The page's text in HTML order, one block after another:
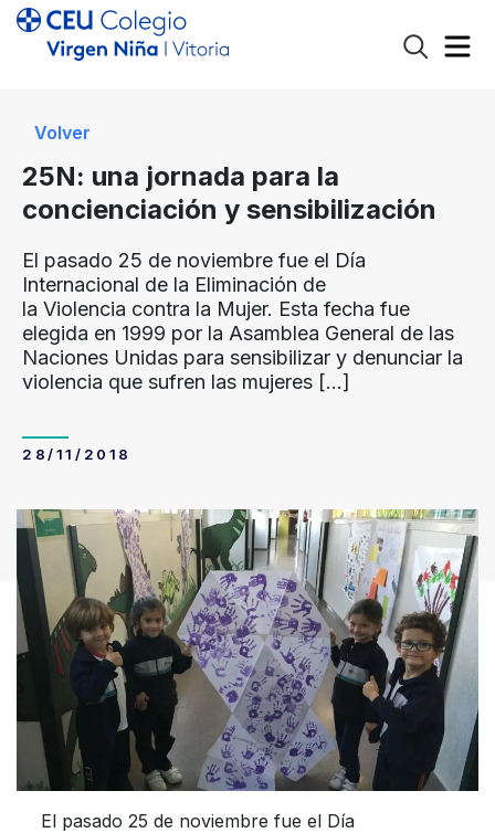
Volver
25N: una jornada para la
concienciación y sensibilización
El pasado 25 de noviembre fue el Día
Internacional de la Eliminación de
la Violencia contra la Mujer. Esta fecha fue
elegida en 1999 por la Asamblea General de las
Naciones Unidas para sensibilizar y denunciar la
violencia que sufren las mujeres […]
28/11/2018
El pasado 25 de noviembre fue el Día